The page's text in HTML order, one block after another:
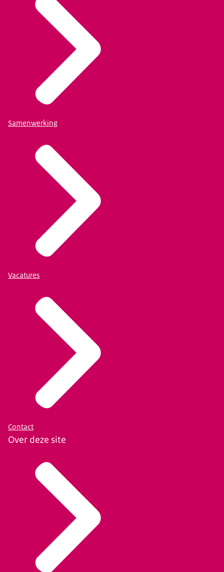
Samenwerking
Vacatures
Contact
Over deze site